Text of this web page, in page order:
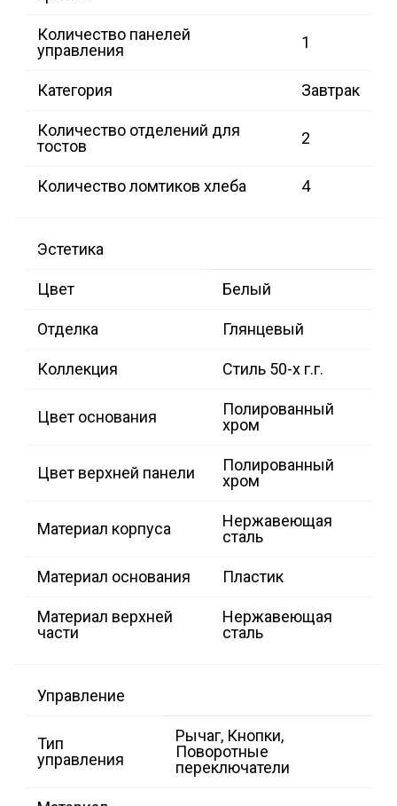
Количество панелей
управления
1
Категория Завтрак
Количество отделений для
тостов
2
Количество ломтиков хлеба 4
Эстетика
Цвет Белый
Отделка Глянцевый
Коллекция Стиль 50-х г.г.
Цвет основания
Полированный
хром
Цвет верхней панели
Полированный
хром
Материал корпуса
Нержавеющая
сталь
Материал основания Пластик
Материал верхней
части
Нержавеющая
сталь
Управление
Тип
управления
Рычаг, Кнопки,
Поворотные
переключатели